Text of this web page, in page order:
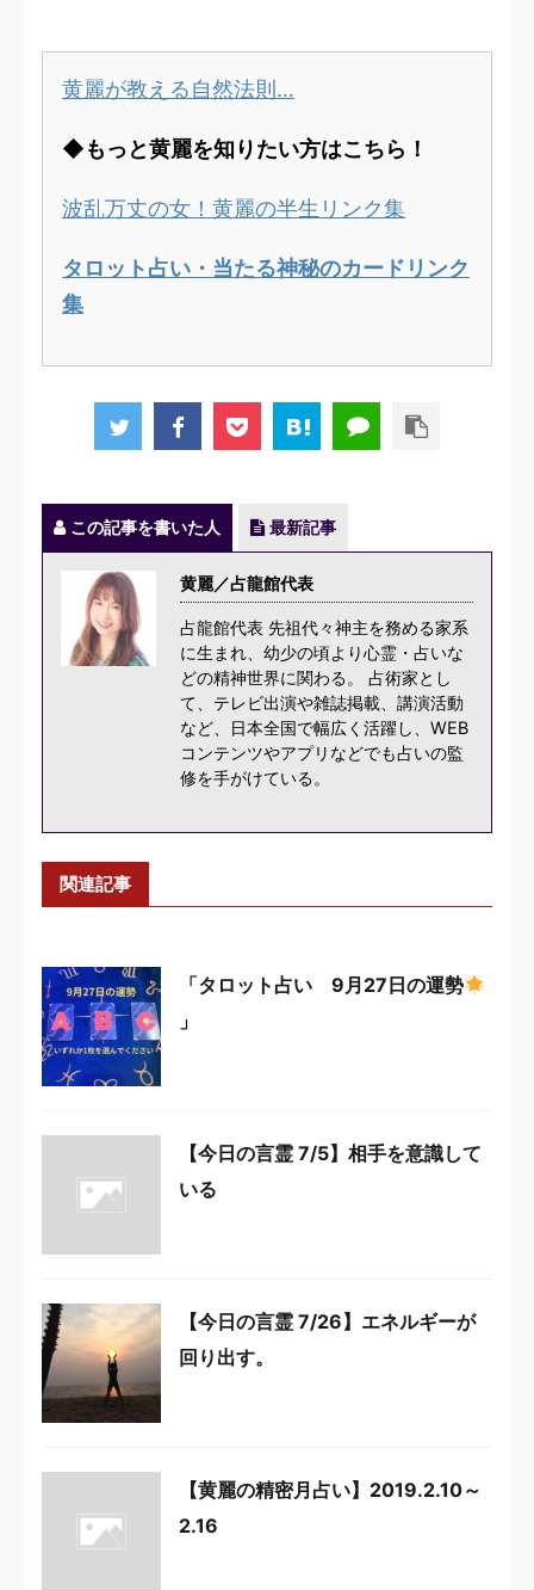
黄麗が教える自然法則…
◆もっと黄麗を知りたい方はこちら！
波乱万丈の女！黄麗の半生リンク集
タロット占い・当たる神秘のカードリンク
集
この記事を書いた人 最新記事
黄麗／占龍館代表
占龍館代表 先祖代々神主を務める家系
に生まれ、幼少の頃より心霊・占いな
どの精神世界に関わる。 占術家とし
て、テレビ出演や雑誌掲載、講演活動
など、日本全国で幅広く活躍し、WEB
コンテンツやアプリなどでも占いの監
修を手がけている。
関連記事
「タロット占い 9月27日の運勢
」
【今日の言霊 7/5】相手を意識して
いる
【今日の言霊 7/26】エネルギーが
回り出す。
【黄麗の精密月占い】2019.2.10～
2.16